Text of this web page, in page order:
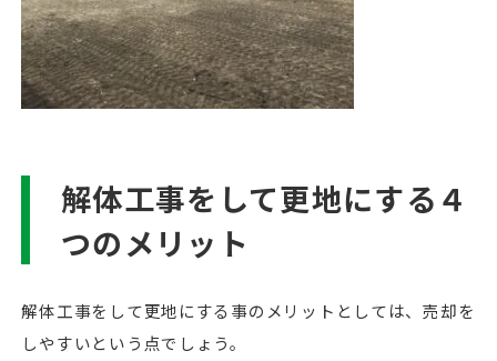
解体工事をして更地にする４
つのメリット
解体工事をして更地にする事のメリットとしては、売却を
しやすいという点でしょう。